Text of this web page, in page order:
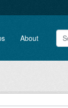
About